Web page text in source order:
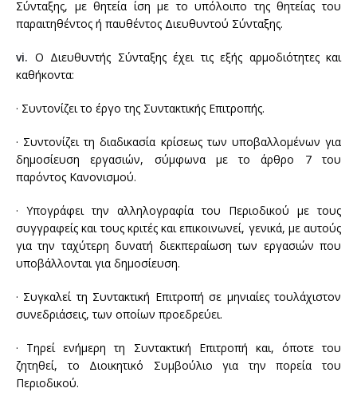
Σύνταξης, με θητεία ίση με το υπόλοιπο της θητείας του
παραιτηθέντος ή παυθέντος Διευθυντού Σύνταξης.
vi. Ο Διευθυντής Σύνταξης έχει τις εξής αρμοδιότητες και
καθήκοντα:
· Συντονίζει το έργο της Συντακτικής Επιτροπής.
· Συντονίζει τη διαδικασία κρίσεως των υποβαλλομένων για
δημοσίευση εργασιών, σύμφωνα με το άρθρο 7 του
παρόντος Κανονισμού.
· Υπογράφει την αλληλογραφία του Περιοδικού με τους
συγγραφείς και τους κριτές και επικοινωνεί, γενικά, με αυτούς
για την ταχύτερη δυνατή διεκπεραίωση των εργασιών που
υποβάλλονται για δημοσίευση.
· Συγκαλεί τη Συντακτική Επιτροπή σε μηνιαίες τουλάχιστον
συνεδριάσεις, των οποίων προεδρεύει.
· Τηρεί ενήμερη τη Συντακτική Επιτροπή και, όποτε του
ζητηθεί, το Διοικητικό Συμβούλιο για την πορεία του
Περιοδικού.